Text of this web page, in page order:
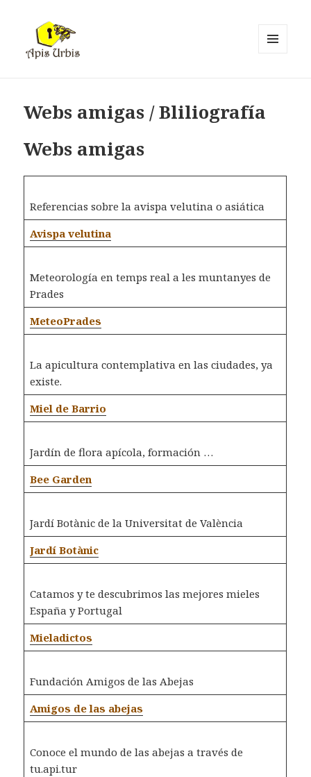
Webs amigas / Bliliografía
Webs amigas
Referencias sobre la avispa velutina o asiática
Avispa velutina
Meteorología en temps real a les muntanyes de
Prades
MeteoPrades
La apicultura contemplativa en las ciudades, ya
existe.
Miel de Barrio
Jardín de flora apícola, formación …
Bee Garden
Jardí Botànic de la Universitat de València
Jardí Botànic
Catamos y te descubrimos las mejores mieles
España y Portugal
Mieladictos
Fundación Amigos de las Abejas
Amigos de las abejas
Conoce el mundo de las abejas a través de
tu.api.tur